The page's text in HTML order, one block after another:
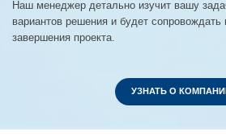
Наш менеджер детально изучит вашу
вариантов решения и будет
завершения проекта.
УЗНАТЬ О